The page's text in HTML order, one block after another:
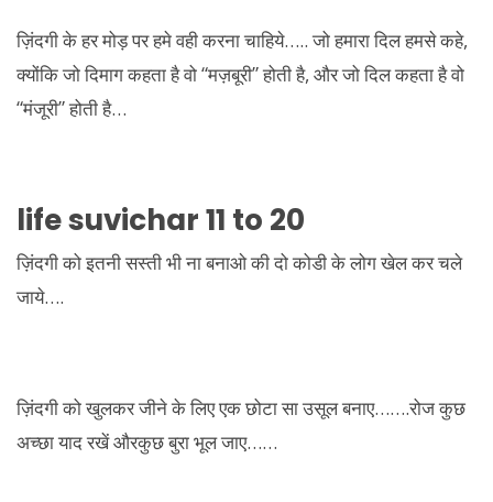
ज़िंदगी के हर मोड़ पर हमे वही करना चाहिये….. जो हमारा दिल हमसे कहे,
क्योंकि जो दिमाग कहता है वो “मज़बूरी” होती है, और जो दिल कहता है वो
“मंजूरी” होती है…
life suvichar 11 to 20
ज़िंदगी को इतनी सस्ती भी ना बनाओ की दो कोडी के लोग खेल कर चले
जाये….
ज़िंदगी को खुलकर जीने के लिए एक छोटा सा उसूल बनाए…….रोज कुछ
अच्छा याद रखें औरकुछ बुरा भूल जाए……